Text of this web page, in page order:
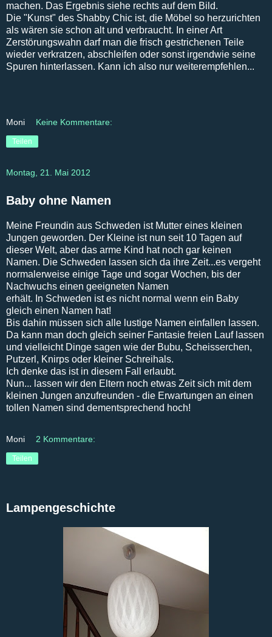
machen. Das Ergebnis siehe rechts auf dem Bild.
Die "Kunst" des Shabby Chic ist, die Möbel so herzurichten
als wären sie schon alt und verbraucht. In einer Art
Zerstörungswahn darf man die frisch gestrichenen Teile
wieder verkratzen, abschleifen oder sonst irgendwie seine
Spuren hinterlassen. Kann ich also nur weiterempfehlen...
Moni Keine Kommentare:
Teilen
Montag, 21. Mai 2012
Baby ohne Namen
Meine Freundin aus Schweden ist Mutter eines kleinen
Jungen geworden. Der Kleine ist nun seit 10 Tagen auf
dieser Welt, aber das arme Kind hat noch gar keinen
Namen. Die Schweden lassen sich da ihre Zeit...es vergeht
normalerweise einige Tage und sogar Wochen, bis der
Nachwuchs einen geeigneten Namen
erhält. In Schweden ist es nicht normal wenn ein Baby
gleich einen Namen hat!
Bis dahin müssen sich alle lustige Namen einfallen lassen.
Da kann man doch gleich seiner Fantasie freien Lauf lassen
und vielleicht Dinge sagen wie der Bubu, Scheisserchen,
Putzerl, Knirps oder kleiner Schreihals.
Ich denke das ist in diesem Fall erlaubt.
Nun... lassen wir den Eltern noch etwas Zeit sich mit dem
kleinen Jungen anzufreunden - die Erwartungen an einen
tollen Namen sind dementsprechend hoch!
Moni 2 Kommentare:
Teilen
Lampengeschichte